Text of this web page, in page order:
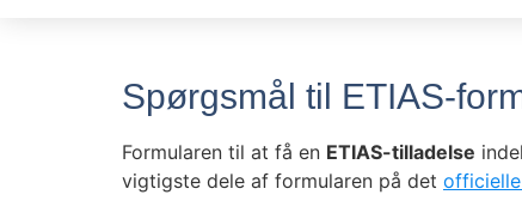
Spørgsmål til ETIAS-
Formularen til at få en ETIAS-tilladelse
vigtigste dele af formularen på det